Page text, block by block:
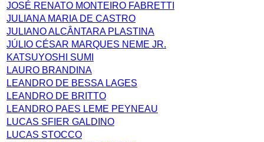
JOSÉ RENATO MONTEIRO FABRETTI
JULIANA MARIA DE CASTRO
JULIANO ALCÂNTARA PLASTINA
JÚLIO CÉSAR MARQUES NEME JR.
KATSUYOSHI SUMI
LAURO BRANDINA
LEANDRO DE BESSA LAGES
LEANDRO DE BRITTO
LEANDRO PAES LEME PEYNEAU
LUCAS SFIER GALDINO
LUCAS STOCCO